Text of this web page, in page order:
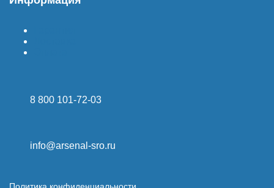
8 800 101-72-03
info@arsenal-sro.ru